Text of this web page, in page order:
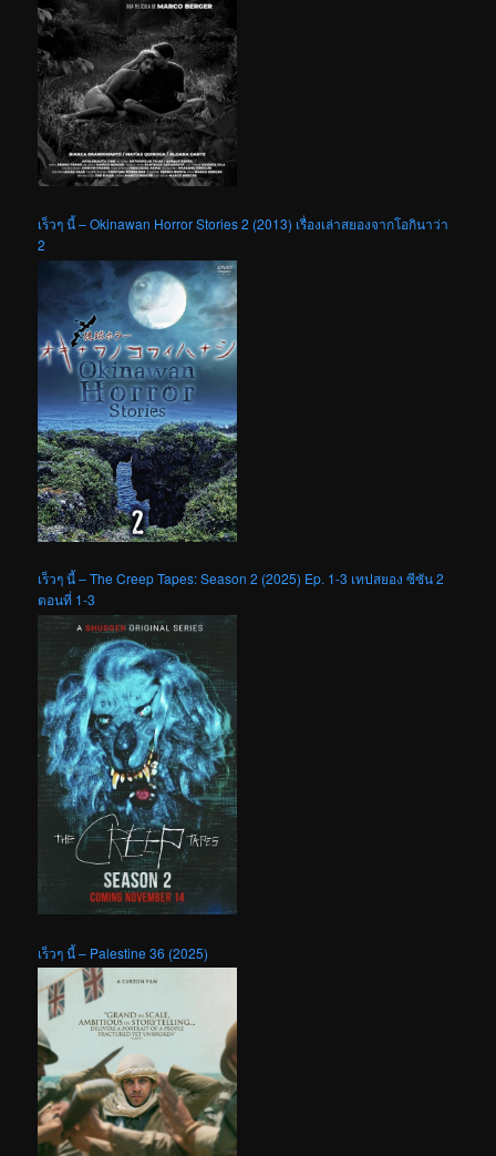
เร็วๆ นี้ – Okinawan Horror Stories 2 (2013) เรื่องเล่าสยองจากโอกินาว่า
2
เร็วๆ นี้ – The Creep Tapes: Season 2 (2025) Ep. 1-3 เทปสยอง ซีซัน 2
ตอนที่ 1-3
เร็วๆ นี้ – Palestine 36 (2025)